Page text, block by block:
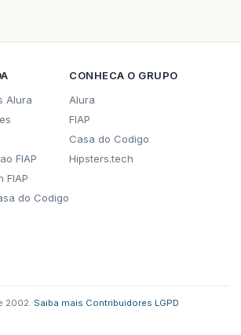
Alura
FIAP
FIAP
do Codigo
CONHECA O GRUPO
Alura
FIAP
Casa do Codigo
Hipsters.tech
2002. Saiba mais Contribuidores LGPD